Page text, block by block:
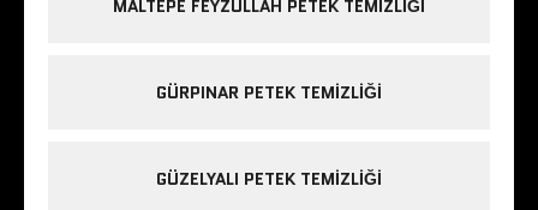
MALTEPE FEYZULLAH PETEK TEMIZLIĞI
GÜRPINAR PETEK TEMIZLIĞI
GÜZELYALI PETEK TEMIZLIĞI